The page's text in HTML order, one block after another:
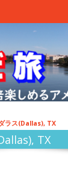
ラス(Dallas), TX
TX